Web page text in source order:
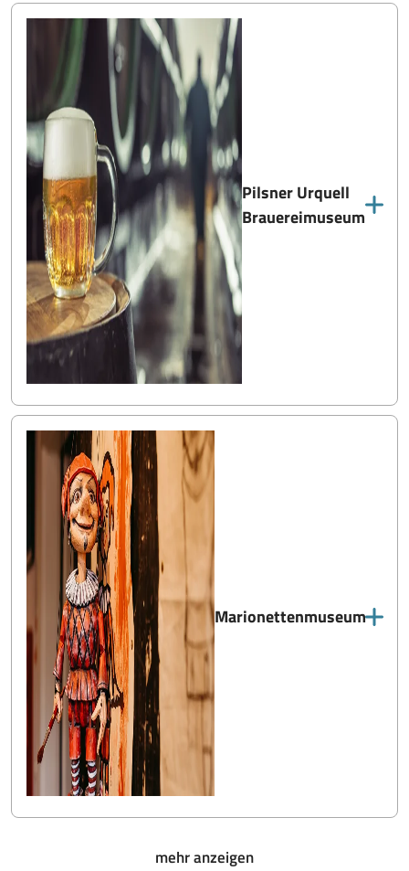
Pilsner Urquell
Brauereimuseum
Marionettenmuseum
mehr anzeigen